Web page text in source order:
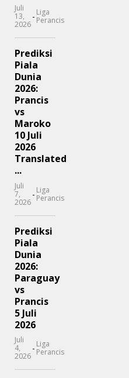
Juli
13,
2026
- Liga
Perancis
Prediksi
Piala
Dunia
2026:
Prancis
vs
Maroko
10 Juli
2026
Translated
...
Juli
7,
2026
- Liga
Perancis
Prediksi
Piala
Dunia
2026:
Paraguay
vs
Prancis
5 Juli
2026
Juli
4,
2026
- Liga
Perancis